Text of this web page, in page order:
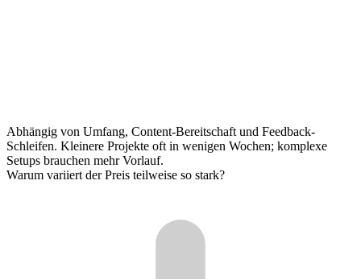
Abhängig von Umfang, Content-Bereitschaft und Feedback-
Schleifen. Kleinere Projekte oft in wenigen Wochen; komplexe
Setups brauchen mehr Vorlauf.
Warum variiert der Preis teilweise so stark?